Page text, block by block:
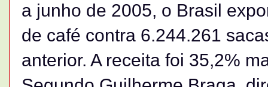
a junho de 2005, o Brasil
de café contra 6.244.261
anterior. A receita foi 35,2%